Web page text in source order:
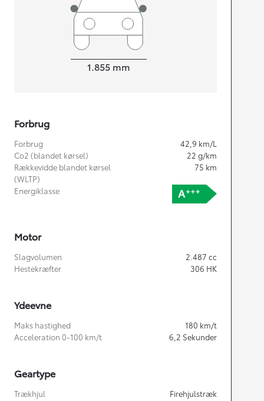
1.855 mm
Forbrug
Forbrug 42,9 km/L
Co2 (blandet kørsel)
22 g/km
Rækkevidde blandet kørsel
(WLTP)
75 km
Energiklasse
Motor
Slagvolumen 2.487 cc
Hestekræfter
306 HK
Ydeevne
Maks hastighed 180 km/t
Acceleration 0-100 km/t
6,2 Sekunder
Geartype
Trækhjul
Firehjulstræk